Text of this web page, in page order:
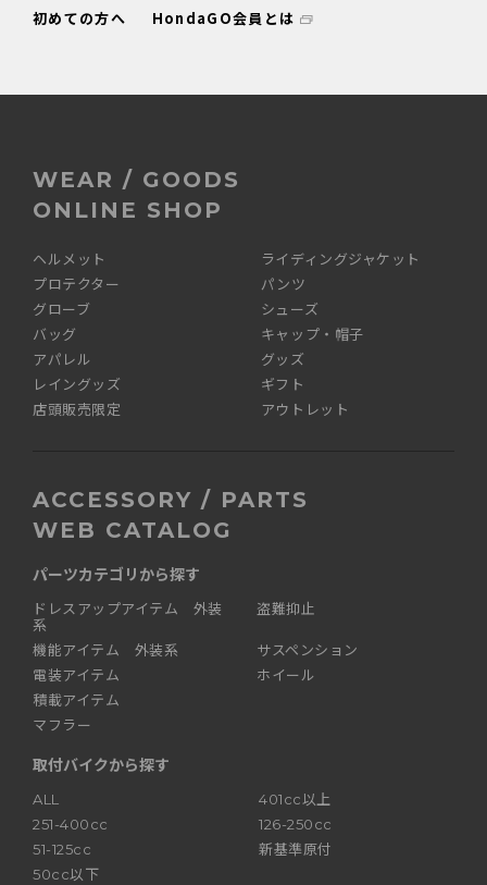
初めての方へ
HondaGO会員とは
WEAR / GOODS
ONLINE SHOP
ヘルメット
ライディングジャケット
プロテクター
パンツ
グローブ
シューズ
バッグ
キャップ・帽子
アパレル
グッズ
レイングッズ
ギフト
店頭販売限定
アウトレット
ACCESSORY / PARTS
WEB CATALOG
パーツカテゴリから探す
ドレスアップアイテム 外装
系
機能アイテム 外装系
電装アイテム
積載アイテム
マフラー
盗難抑止
サスペンション
ホイール
取付バイクから探す
ALL
401cc以上
251-400cc
126-250cc
51-125cc
新基準原付
50cc以下